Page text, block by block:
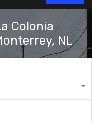
Colonia
NL